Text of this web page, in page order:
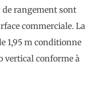
de rangement sont
commerciale. La
1,95 m conditionne
vertical conforme à